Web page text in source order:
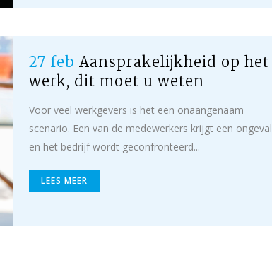
27 feb Aansprakelijkheid op het
werk, dit moet u weten
Voor veel werkgevers is het een onaangenaam
scenario. Een van de medewerkers krijgt een ongeval
en het bedrijf wordt geconfronteerd...
LEES MEER